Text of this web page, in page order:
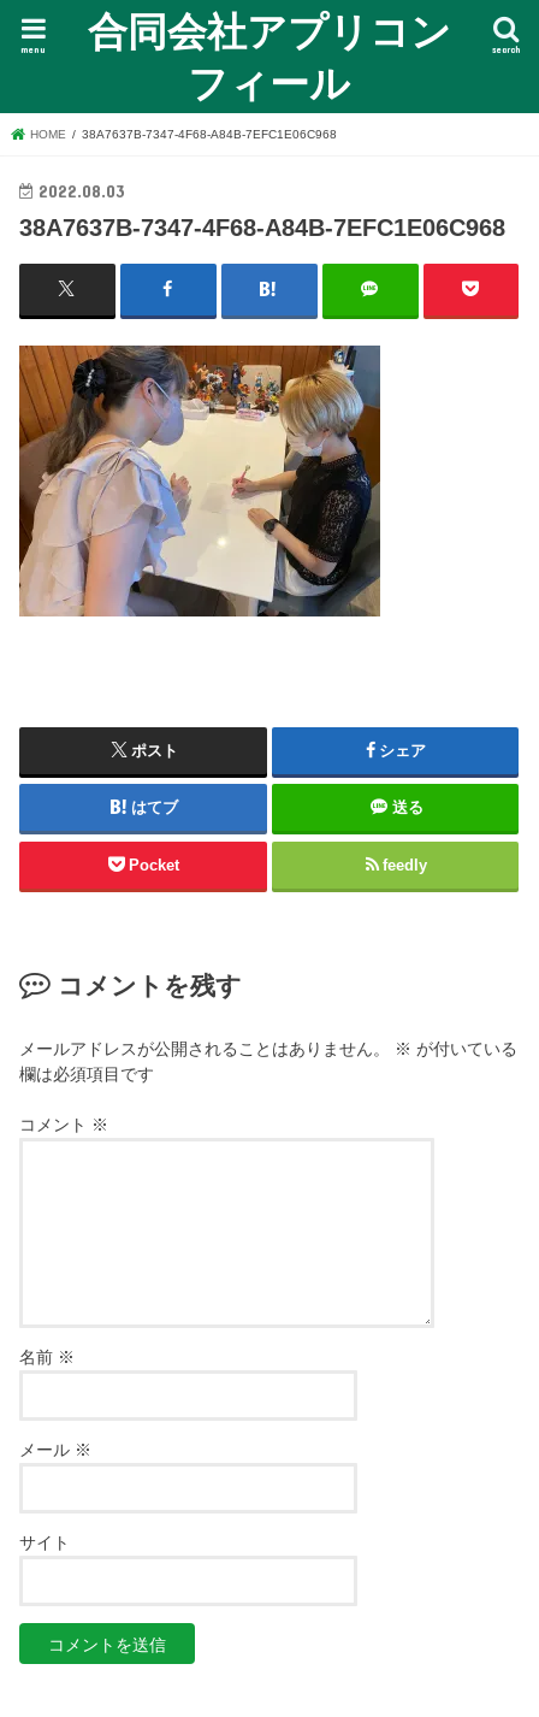
合同会社アプリコン
フィール
search
menu
HOME 38A7637B-7347-4F68-A84B-7EFC1E06C968
2022.08.03
38A7637B-7347-4F68-A84B-7EFC1E06C968
ポスト シェア
はてブ 送る
Pocket feedly
コメントを残す
メールアドレスが公開されることはありません。 ※ が付いている
欄は必須項目です
コメント ※
名前 ※
メール ※
サイト